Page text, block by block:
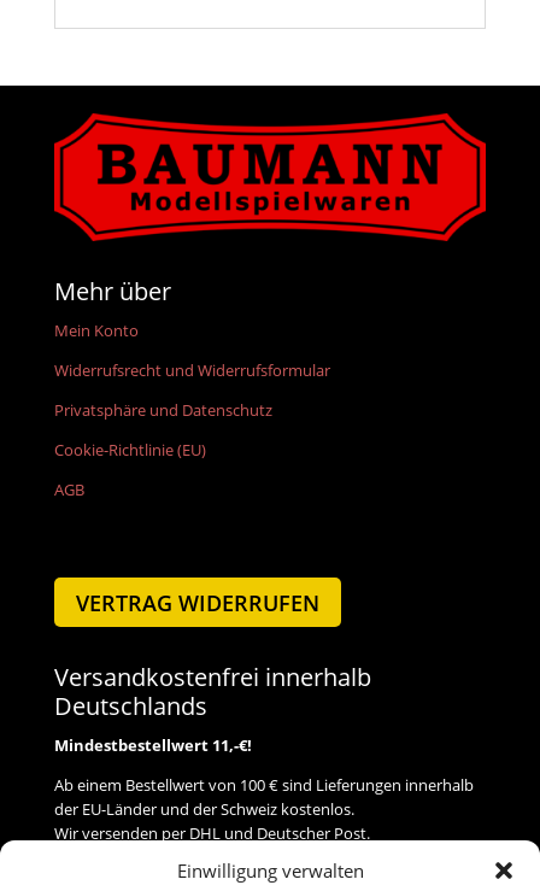
Einwilligung verwalten
Mehr über
Mein Konto
Widerrufsrecht und Widerrufsformular
Privatsphäre und Datenschutz
Cookie-Richtlinie (EU)
AGB
VERTRAG WIDERRUFEN
Versandkostenfrei innerhalb
Deutschlands
Mindestbestellwert 11,-€!
Ab einem Bestellwert von 100 € sind Lieferungen innerhalb
der EU-Länder und der Schweiz kostenlos.
Wir versenden per DHL und Deutscher Post.